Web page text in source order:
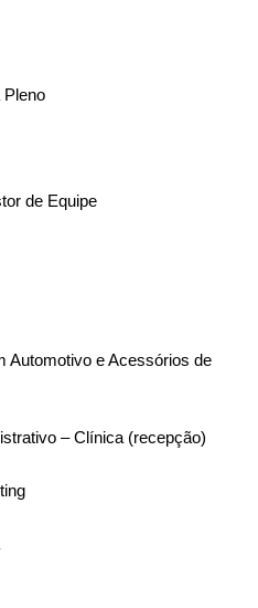
Pleno
de Equipe
Automotivo e Acessórios de
– Clínica (recepção)